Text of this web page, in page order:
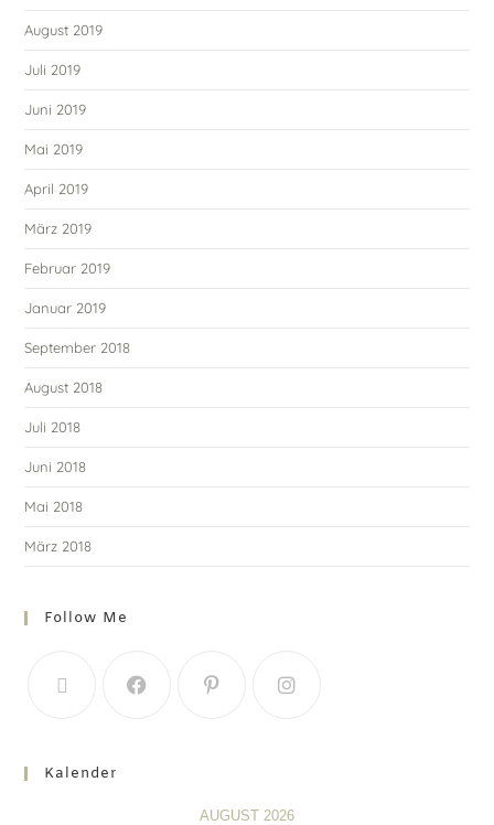
August 2019
Juli 2019
Juni 2019
Mai 2019
April 2019
März 2019
Februar 2019
Januar 2019
September 2018
August 2018
Juli 2018
Juni 2018
Mai 2018
März 2018
Follow Me
Kalender
AUGUST 2026